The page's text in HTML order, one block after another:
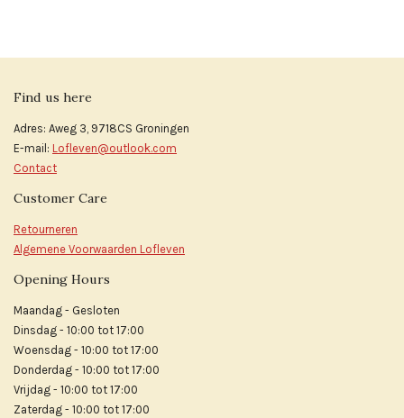
Find us here
Adres: Aweg 3, 9718CS Groningen
E-mail: Lofleven@outlook.com
Contact
Customer Care
Retourneren
Algemene Voorwaarden Lofleven
Opening Hours
Maandag - Gesloten
Dinsdag - 10:00 tot 17:00
Woensdag - 10:00 tot 17:00
Donderdag - 10:00 tot 17:00
Vrijdag - 10:00 tot 17:00
Zaterdag - 10:00 tot 17:00